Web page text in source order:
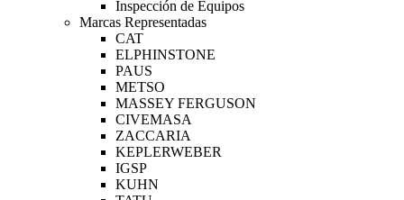
Inspección de Equipos
Marcas Representadas
CAT
ELPHINSTONE
PAUS
METSO
MASSEY FERGUSON
CIVEMASA
ZACCARIA
KEPLERWEBER
IGSP
KUHN